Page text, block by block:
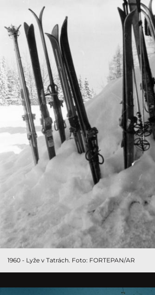
1960 - Lyže v Tatrách. Foto: FORTEPAN/AR